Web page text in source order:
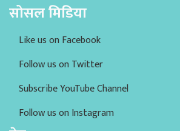
सोसल मिडिया
Like us on Facebook
Follow us on Twitter
Subscribe YouTube Channel
Follow us on Instagram